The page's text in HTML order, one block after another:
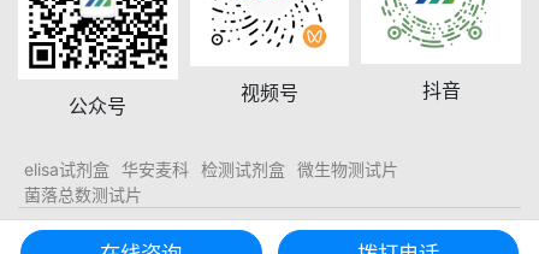
公众号
视频号 抖音
elisa试剂盒 华安麦科 检测试剂盒
微生物测试片
菌落总数测试片
© 2026 山东美正生物科技有限公司 版权所有
鲁ICP备2021027158号-1